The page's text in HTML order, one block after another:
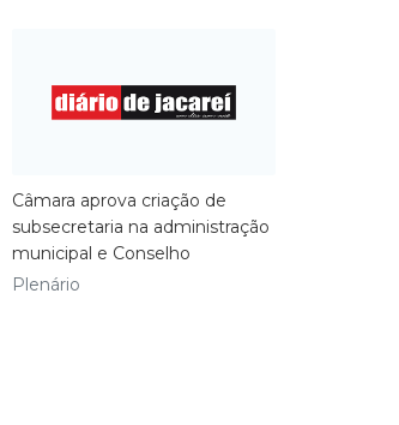
Câmara aprova criação de
subsecretaria na administração
municipal e Conselho
Plenário